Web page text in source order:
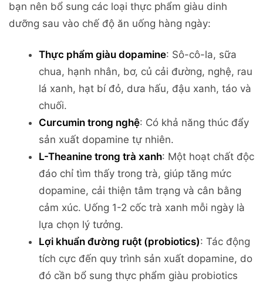
bạn nên bổ sung các loại thực phẩm giàu dinh
dưỡng sau vào chế độ ăn uống hàng ngày:
Thực phẩm giàu dopamine: Sô-cô-la, sữa
chua, hạnh nhân, bơ, củ cải đường, nghệ, rau
lá xanh, hạt bí đỏ, dưa hấu, đậu xanh, táo và
chuối.
Curcumin trong nghệ: Có khả năng thúc đẩy
sản xuất dopamine tự nhiên.
L-Theanine trong trà xanh: Một hoạt chất độc
đáo chỉ tìm thấy trong trà, giúp tăng mức
dopamine, cải thiện tâm trạng và cân bằng
cảm xúc. Uống 1-2 cốc trà xanh mỗi ngày là
lựa chọn lý tưởng.
Lợi khuẩn đường ruột (probiotics): Tác động
tích cực đến quy trình sản xuất dopamine, do
đó cần bổ sung thực phẩm giàu probiotics